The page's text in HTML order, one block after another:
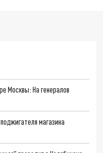
Москвы: На генералов
магазина